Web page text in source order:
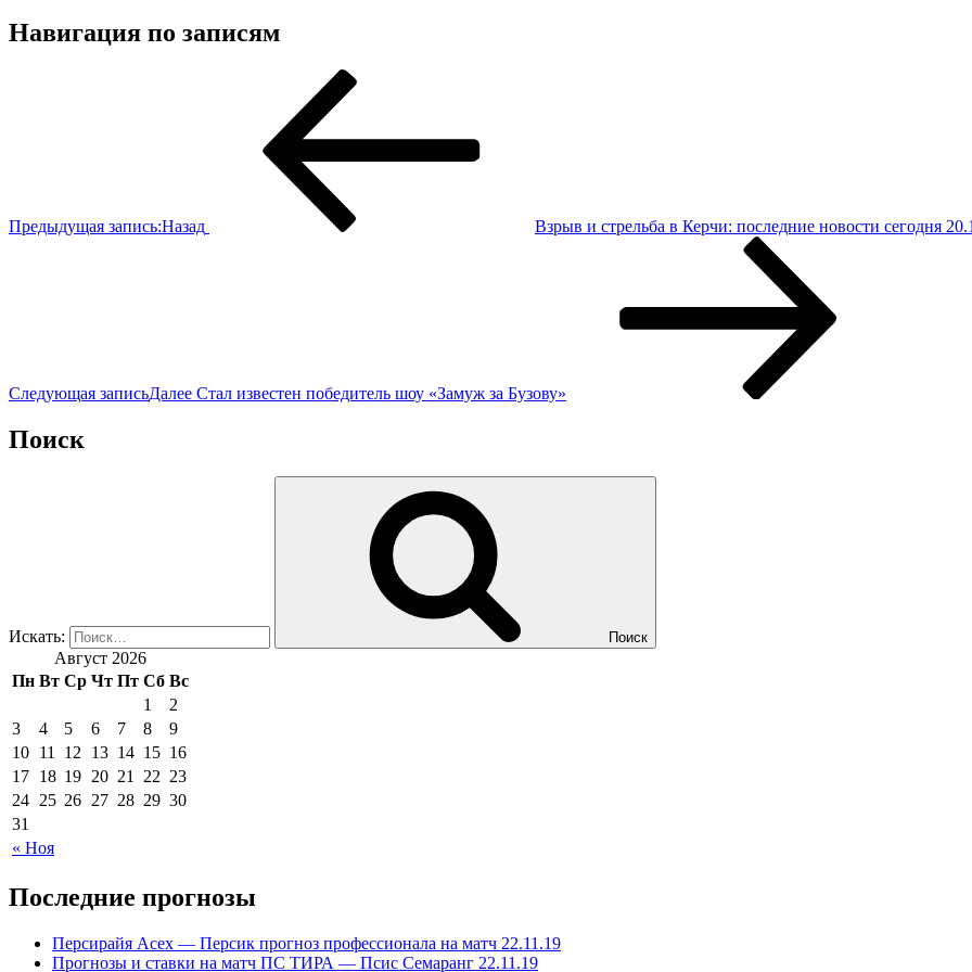
Навигация по записям
Предыдущая запись:Назад Взрыв и стрельба в Керчи: последние новости сегодня
Следующая записьДалее Стал известен победитель шоу «Замуж за Бузову»
Поиск
Искать: Поиск
Август 2026
Пн Вт Ср Чт Пт Сб Вс
« Ноя
1
2
3
4 5 6 7 8
9
10 11 12 13 14 15 16
17 18 19 20 21 22 23
24 25 26 27 28 29 30
31
Последние прогнозы
Персирайя Асех — Персик прогноз профессионала на матч 22.11.19
Прогнозы и ставки на матч ПС ТИРА — Псис Семаранг 22.11.19